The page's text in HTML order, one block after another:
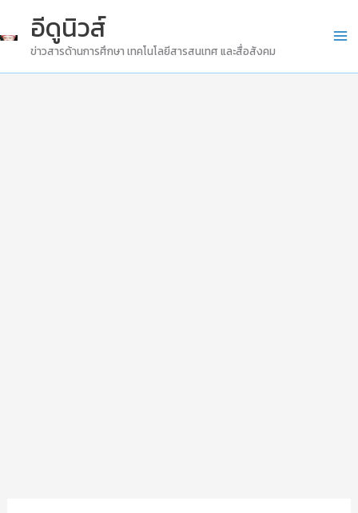
to
อีดูนิวส์
ข่าวสารด้านการศึกษา เทคโนโลยีสารสนเทศ และสื่อสังคม